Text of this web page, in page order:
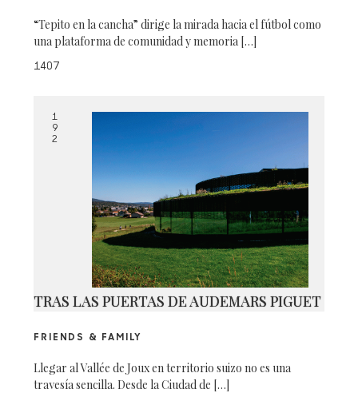
“Tepito en la cancha” dirige la mirada hacia el fútbol como
una plataforma de comunidad y memoria […]
1407
1
9
2
TRAS LAS PUERTAS DE AUDEMARS PIGUET
FRIENDS & FAMILY
Llegar al Vallée de Joux en territorio suizo no es una
travesía sencilla. Desde la Ciudad de […]